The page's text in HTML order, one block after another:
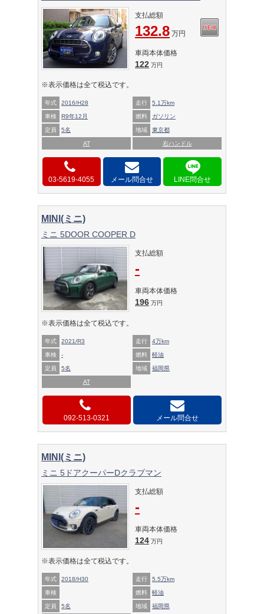
支払総額
132.8 万円
車両本体価格
122 万円
※表示価格は全て税込です。
年式 2016/H28 走行 5.1万km
車検 R9年12月 燃料 ガソリン
定員 5名 地域 東京都
AT 右ハンドル
03-5619-4055 メール問合せ
MINI(ミニ)
ミニ 5DOOR COOPER D
支払総額
-
車両本体価格
196 万円
※表示価格は全て税込です。
年式 2021/R3 走行 4万km
車検 - 燃料 軽油
定員 5名 地域 福岡県
AT
092-513-0321 メール問合せ
MINI(ミニ)
ミニ 5ドアクーパーDクラブマン
支払総額
-
車両本体価格
124 万円
※表示価格は全て税込です。
年式 2018/H30 走行 5.5万km
車検 燃料 軽油
定員 5名 地域 福岡県